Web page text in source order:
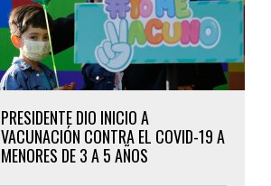
PRESIDENTE DIO INICIO A
VACUNACIÓN CONTRA EL COVID-19 A
MENORES DE 3 A 5 AÑOS